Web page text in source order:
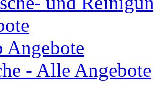
Angebote
- Alle Angebote